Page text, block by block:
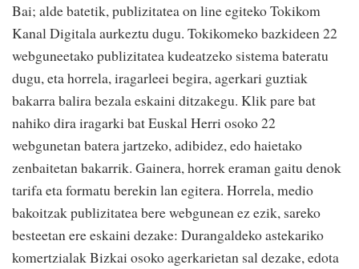
Bai; alde batetik, publizitatea on line egiteko Tokikom
Kanal Digitala aurkeztu dugu. Tokikomeko bazkideen 22
webguneetako publizitatea kudeatzeko sistema bateratu
dugu, eta horrela, iragarleei begira, agerkari guztiak
bakarra balira bezala eskaini ditzakegu. Klik pare bat
nahiko dira iragarki bat Euskal Herri osoko 22
webgunetan batera jartzeko, adibidez, edo haietako
zenbaitetan bakarrik. Gainera, horrek eraman gaitu denok
tarifa eta formatu berekin lan egitera. Horrela, medio
bakoitzak publizitatea bere webgunean ez ezik, sareko
besteetan ere eskaini dezake: Durangaldeko astekariko
komertzialak Bizkai osoko agerkarietan sal dezake, edota